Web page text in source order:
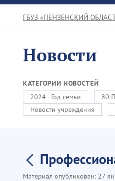
ГБУЗ «ПЕНЗЕНСКИЙ
Новости
КАТЕГОРИИ НОВОСТЕЙ
2024 - Год семьи
80
Новости учреждения
Материал опубликован: 27